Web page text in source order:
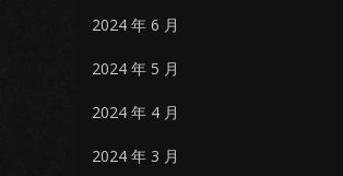
2024 年 6 月
2024 年 5 月
2024 年 4 月
2024 年 3 月